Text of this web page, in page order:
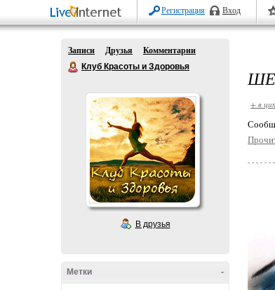
Регистрация Вход
Записи Друзья
Комментарии
Клуб Красоты и Здоровья
В друзья
-
Метки
+ в